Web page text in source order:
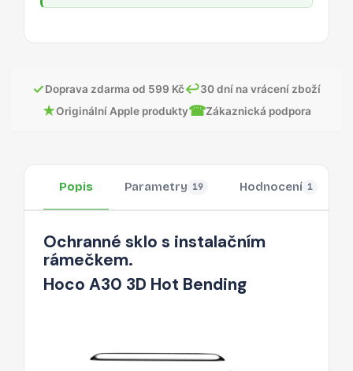
✓Doprava zdarma od 599 Kč↩30 dní na vrácení zboží
★Originální Apple produkty☎Zákaznická podpora
Popis Parametry 19 Hodnocení 1
Ochranné sklo s instalačním
rámečkem.
Hoco A30 3D Hot Bending